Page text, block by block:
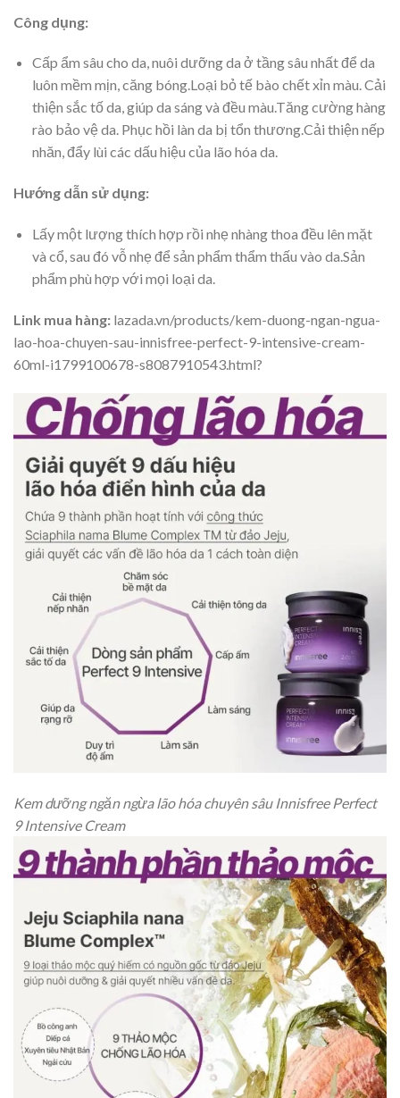
Công dụng:
Cấp ẩm sâu cho da, nuôi dưỡng da ở tầng sâu nhất để da
luôn mềm mịn, căng bóng.Loại bỏ tế bào chết xỉn màu. Cải
thiện sắc tố da, giúp da sáng và đều màu.Tăng cường hàng
rào bảo vệ da. Phục hồi làn da bị tổn thương.Cải thiện nếp
nhăn, đẩy lùi các dấu hiệu của lão hóa da.
Hướng dẫn sử dụng:
Lấy một lượng thích hợp rồi nhẹ nhàng thoa đều lên mặt
và cổ, sau đó vỗ nhẹ để sản phẩm thẩm thấu vào da.Sản
phẩm phù hợp với mọi loại da.
Link mua hàng: lazada.vn/products/kem-duong-ngan-ngua-
lao-hoa-chuyen-sau-innisfree-perfect-9-intensive-cream-
60ml-i1799100678-s8087910543.html?
Kem dưỡng ngăn ngừa lão hóa chuyên sâu Innisfree Perfect
9 Intensive Cream